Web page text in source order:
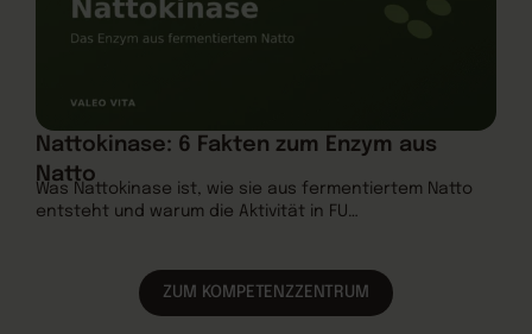
Nattokinase: 6 Fakten zum Enzym aus
Natto
Was Nattokinase ist, wie sie aus fermentiertem Natto
entsteht und warum die Aktivität in FU…
ZUM KOMPETENZZENTRUM